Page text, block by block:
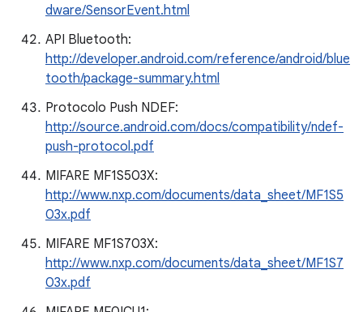
dware/SensorEvent.html
API Bluetooth:
http://developer.android.com/reference/android/blue
tooth/package-summary.html
Protocolo Push NDEF:
http://source.android.com/docs/compatibility/ndef-
push-protocol.pdf
MIFARE MF1S503X:
http://www.nxp.com/documents/data_sheet/MF1S5
03x.pdf
MIFARE MF1S703X:
http://www.nxp.com/documents/data_sheet/MF1S7
03x.pdf